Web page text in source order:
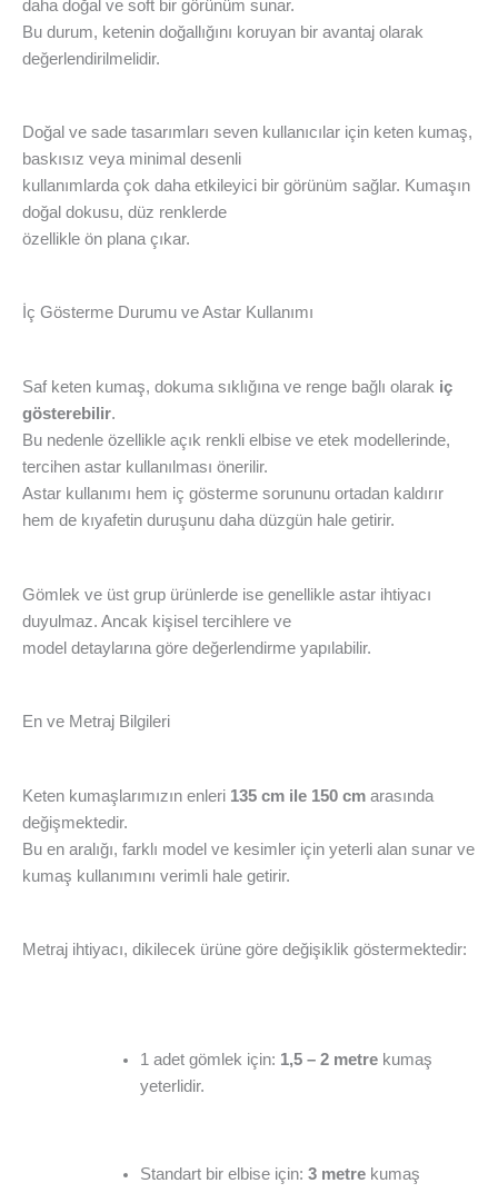
daha doğal ve soft bir görünüm sunar.
Bu durum, ketenin doğallığını koruyan bir avantaj olarak
değerlendirilmelidir.
Doğal ve sade tasarımları seven kullanıcılar için keten kumaş,
baskısız veya minimal desenli
kullanımlarda çok daha etkileyici bir görünüm sağlar. Kumaşın
doğal dokusu, düz renklerde
özellikle ön plana çıkar.
İç Gösterme Durumu ve Astar Kullanımı
Saf keten kumaş, dokuma sıklığına ve renge bağlı olarak iç
gösterebilir.
Bu nedenle özellikle açık renkli elbise ve etek modellerinde,
tercihen astar kullanılması önerilir.
Astar kullanımı hem iç gösterme sorununu ortadan kaldırır
hem de kıyafetin duruşunu daha düzgün hale getirir.
Gömlek ve üst grup ürünlerde ise genellikle astar ihtiyacı
duyulmaz. Ancak kişisel tercihlere ve
model detaylarına göre değerlendirme yapılabilir.
En ve Metraj Bilgileri
Keten kumaşlarımızın enleri 135 cm ile 150 cm arasında
değişmektedir.
Bu en aralığı, farklı model ve kesimler için yeterli alan sunar ve
kumaş kullanımını verimli hale getirir.
Metraj ihtiyacı, dikilecek ürüne göre değişiklik göstermektedir:
1 adet gömlek için: 1,5 – 2 metrekumaş
yeterlidir.
Standart bir elbise için: 3 metrekumaş